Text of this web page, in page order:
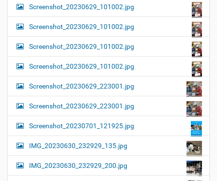
Screenshot_20230629_101002.jpg
Screenshot_20230629_101002.jpg
Screenshot_20230629_101002.jpg
Screenshot_20230629_101002.jpg
Screenshot_20230629_223001.jpg
Screenshot_20230629_223001.jpg
Screenshot_20230701_121925.jpg
IMG_20230630_232929_135.jpg
IMG_20230630_232929_200.jpg